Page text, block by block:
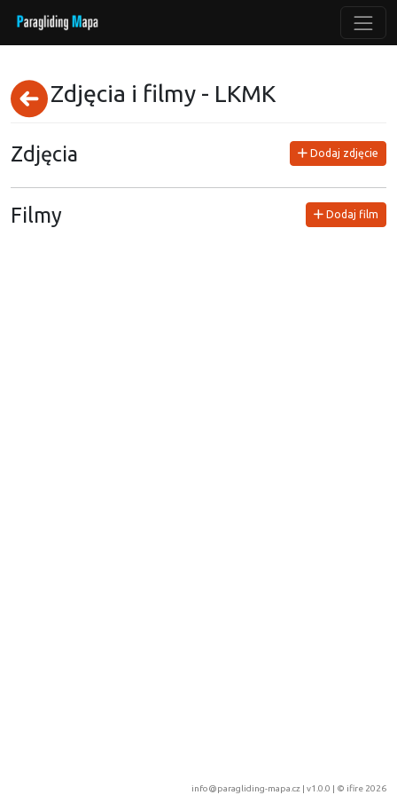
Zdjęcia i filmy - LKMK
Zdjęcia Dodaj zdjęcie
Filmy Dodaj film
info@paragliding-mapa.cz | v1.0.0 | © ifire 2026